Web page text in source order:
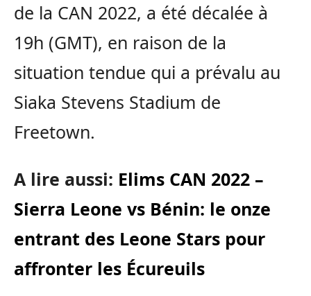
de la CAN 2022, a été décalée à
19h (GMT), en raison de la
situation tendue qui a prévalu au
Siaka Stevens Stadium de
Freetown.
A lire aussi: Elims CAN 2022 –
Sierra Leone vs Bénin: le onze
entrant des Leone Stars pour
affronter les Écureuils